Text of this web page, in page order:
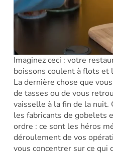
Imaginez ceci : votre
boissons coulent à flots et
La dernière chose que
de tasses ou de vous
vaisselle à la fin de la nuit.
les fabricants de gobelets
ordre : ce sont les héros
déroulement de vos
vous concentrer sur ce qui